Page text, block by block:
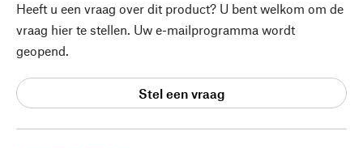
Heeft u een vraag over dit product? U bent welkom om de
vraag hier te stellen. Uw e-mailprogramma wordt
geopend.
Stel een vraag